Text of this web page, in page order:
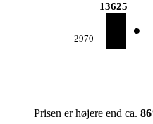
2970
13625
Prisen er højere end ca. 86